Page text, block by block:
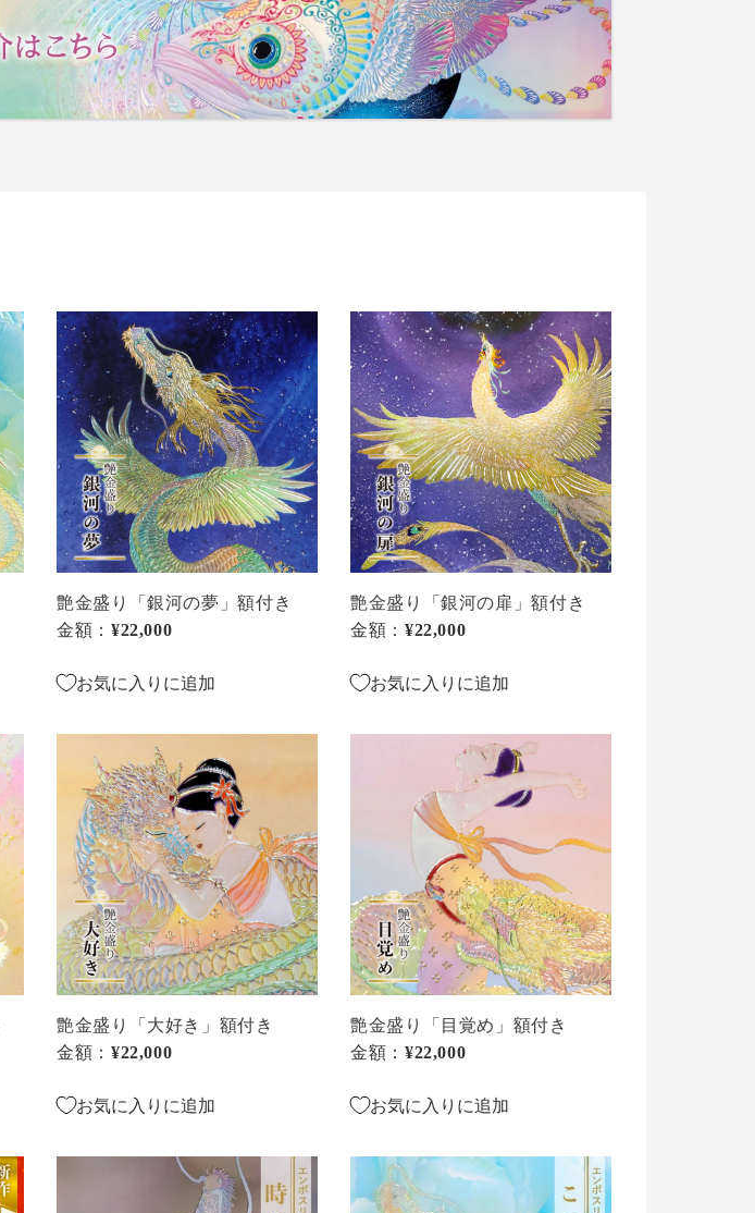
艶
金
盛
り
「銀
河
の
夢」
付
き
艶金盛り「銀河の夢」額付き
金額： 通常価格
¥22,000
お気に入りに追加
艶
金
盛
り
「銀
河
の
扉」
額
付
き
艶金盛り「銀河の扉」額付き
金額： 通常価格
¥22,000
お気に入りに追加
「大
好
き」
額
付
き
艶金盛り「大好き」額付き
金額： 通常価格
¥22,000
お気に入りに追加
め」
額
付
き
艶金盛り「目覚め」額付き
金額： 通常価格
¥22,000
お気に入りに追加
製